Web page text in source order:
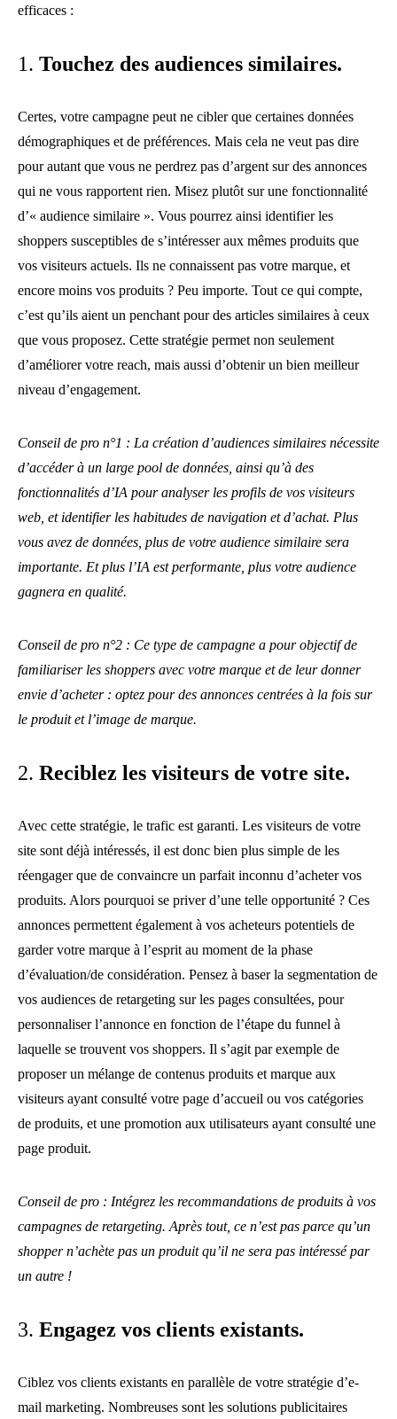
efficaces :
1. Touchez des audiences similaires.
Certes, votre campagne peut ne cibler que certaines données
démographiques et de préférences. Mais cela ne veut pas dire
pour autant que vous ne perdrez pas d’argent sur des annonces
qui ne vous rapportent rien. Misez plutôt sur une fonctionnalité
d’« audience similaire ». Vous pourrez ainsi identifier les
shoppers susceptibles de s’intéresser aux mêmes produits que
vos visiteurs actuels. Ils ne connaissent pas votre marque, et
encore moins vos produits ? Peu importe. Tout ce qui compte,
c’est qu’ils aient un penchant pour des articles similaires à ceux
que vous proposez. Cette stratégie permet non seulement
d’améliorer votre reach, mais aussi d’obtenir un bien meilleur
niveau d’engagement.
Conseil de pro n°1 : La création d’audiences similaires nécessite
d’accéder à un large pool de données, ainsi qu’à des
fonctionnalités d’IA pour analyser les profils de vos visiteurs
web, et identifier les habitudes de navigation et d’achat. Plus
vous avez de données, plus de votre audience similaire sera
importante. Et plus l’IA est performante, plus votre audience
gagnera en qualité.
Conseil de pro n°2 : Ce type de campagne a pour objectif de
familiariser les shoppers avec votre marque et de leur donner
envie d’acheter : optez pour des annonces centrées à la fois sur
le produit et l’image de marque.
2. Reciblez les visiteurs de votre site.
Avec cette stratégie, le trafic est garanti. Les visiteurs de votre
site sont déjà intéressés, il est donc bien plus simple de les
réengager que de convaincre un parfait inconnu d’acheter vos
produits. Alors pourquoi se priver d’une telle opportunité ? Ces
annonces permettent également à vos acheteurs potentiels de
garder votre marque à l’esprit au moment de la phase
d’évaluation/de considération. Pensez à baser la segmentation de
vos audiences de retargeting sur les pages consultées, pour
personnaliser l’annonce en fonction de l’étape du funnel à
laquelle se trouvent vos shoppers. Il s’agit par exemple de
proposer un mélange de contenus produits et marque aux
visiteurs ayant consulté votre page d’accueil ou vos catégories
de produits, et une promotion aux utilisateurs ayant consulté une
page produit.
Conseil de pro : Intégrez les recommandations de produits à vos
campagnes de retargeting. Après tout, ce n’est pas parce qu’un
shopper n’achète pas un produit qu’il ne sera pas intéressé par
un autre !
3. Engagez vos clients existants.
Ciblez vos clients existants en parallèle de votre stratégie d’e-
mail marketing. Nombreuses sont les solutions publicitaires